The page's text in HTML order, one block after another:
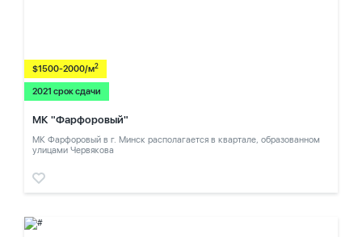
$1500-2000/м2
2021 срок сдачи
МК "Фарфоровый"
МК Фарфоровый в г. Минск располагается в квартале, образованном
улицами Червякова